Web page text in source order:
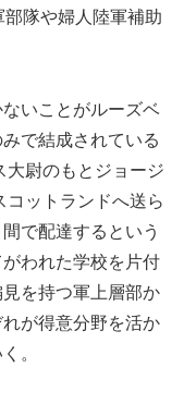
隊や婦人陸軍補助
いことがルーズベ
で結成されている
大尉のもとジョージ
ットランドへ送ら
で配達するという
われた学校を片付
を持つ軍上層部か
が得意分野を活か
。